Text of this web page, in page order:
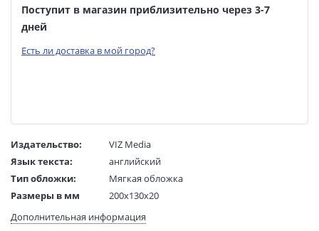
Поступит в магазин приблизительно через 3-7
дней
Есть ли доставка в мой город?
Издательство:
VIZ Media
Язык текста:
английский
Тип обложки:
Мягкая обложка
Размеры в мм
200x130x20
Вес:
1 гр.
Дополнительная информация